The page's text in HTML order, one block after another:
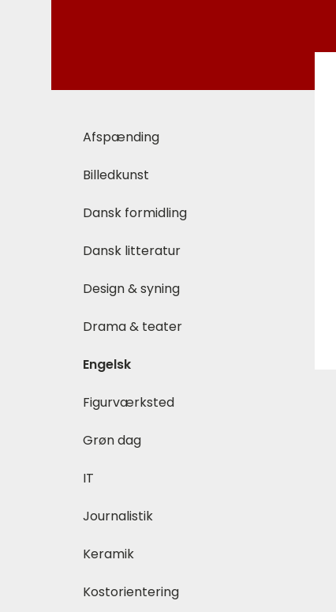
Afspænding
Billedkunst
Dansk formidling
Dansk litteratur
Design & syning
Drama & teater
Engelsk
Figurværksted
Grøn dag
IT
Journalistik
Keramik
Kostorientering